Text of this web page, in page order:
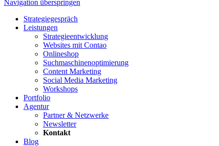
Navigation überspringen
Strategiegespräch
Leistungen
Strategieentwicklung
Websites mit Contao
Onlineshop
Suchmaschinen­optimierung
Content Marketing
Social Media Marketing
Workshops
Portfolio
Agentur
Partner & Netzwerke
Newsletter
Kontakt
Blog